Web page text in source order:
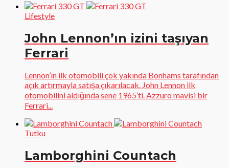
Lifestyle
John Lennon’ın izini taşıyan
Ferrari
Lennon’ın ilk otomobili çok yakında Bonhams tarafından
açık artırmayla satışa çıkarılacak. John Lennon ilk
otomobilini aldığında sene 1965’ti. Azzuro mavisi bir
Ferrari...
Tutku
Lamborghini Countach